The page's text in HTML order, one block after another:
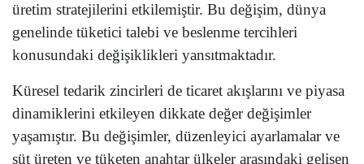
üretim stratejilerini etkilemiştir. Bu değişim, dünya
genelinde tüketici talebi ve beslenme tercihleri ​​
konusundaki değişiklikleri yansıtmaktadır.
Küresel tedarik zincirleri de ticaret akışlarını ve piyasa
dinamiklerini etkileyen dikkate değer değişimler
yaşamıştır. Bu değişimler, düzenleyici ayarlamalar ve
süt üreten ve tüketen anahtar ülkeler arasındaki gelişen